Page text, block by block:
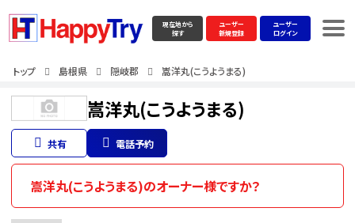
現在地から
探す
ユーザー
新規登録
ユーザー
ログイン
トップ 島根県 隠岐郡 嵩洋丸(こうようまる)
嵩洋丸(こうようまる)
共有 電話予約
嵩洋丸(こうようまる)のオーナー様ですか？